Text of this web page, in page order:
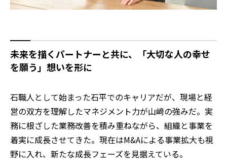
未来を描くパートナーと共に、「大切な人の幸せ
を願う」想いを形に
石職人として始まった石平でのキャリアだが、現場と経
営の双方を理解したマネジメント力が山﨑の強みだ。実
務に根ざした業務改善を積み重ねながら、組織と事業を
着実に成長させてきた。現在はM&Aによる事業拡大も視
野に入れ、新たな成長フェーズを見据えている。